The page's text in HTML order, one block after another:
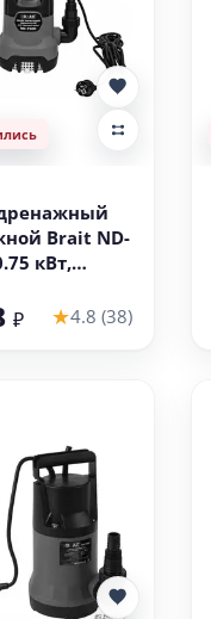
Brait ND-
кВт,
₽ ★4.8 (38)